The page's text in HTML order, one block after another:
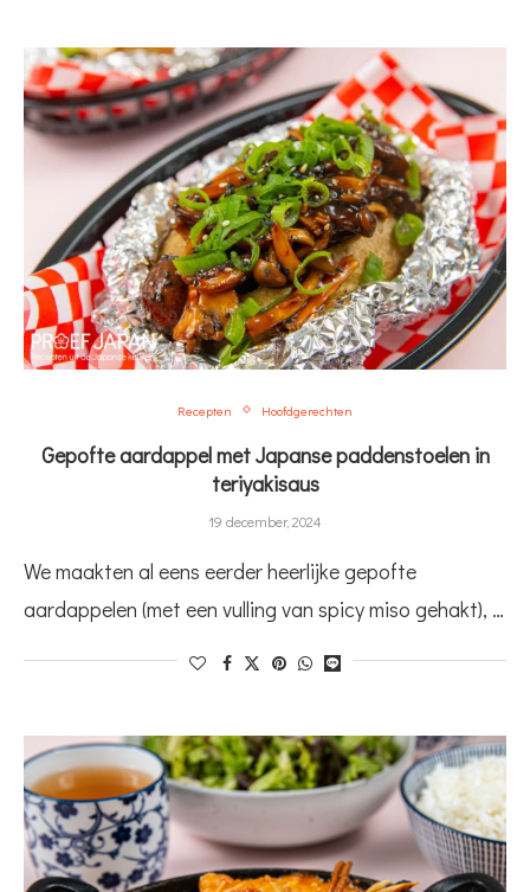
Recepten Hoofdgerechten
Gepofte aardappel met Japanse paddenstoelen in
teriyakisaus
19 december, 2024
We maakten al eens eerder heerlijke gepofte
aardappelen (met een vulling van spicy miso gehakt), …